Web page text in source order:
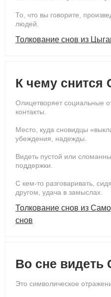
То, что вы говорите,
людей.
Толкование снов из
К чему снится
Олицетворяет социальные
контакты.
Место, куда сновидцы
убеждения, надежды.
Видеть пустой или
поддержки.
С кем-то разговаривать,
другом, удача в замыслах.
Толкование снов из
снов
Во сне видеть
Это символическое